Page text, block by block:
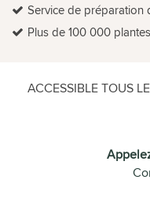
Service de préparation
Plus de 100 000
ACCESSIBLE TOUS